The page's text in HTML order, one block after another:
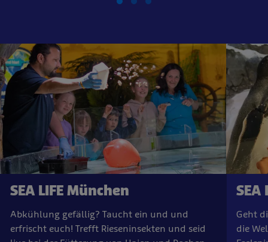
SEA LIFE München
Abkühlung gefällig? Taucht ein und und
erfrischt euch! Trefft Rieseninsekten und seid
SEA
Geht
die